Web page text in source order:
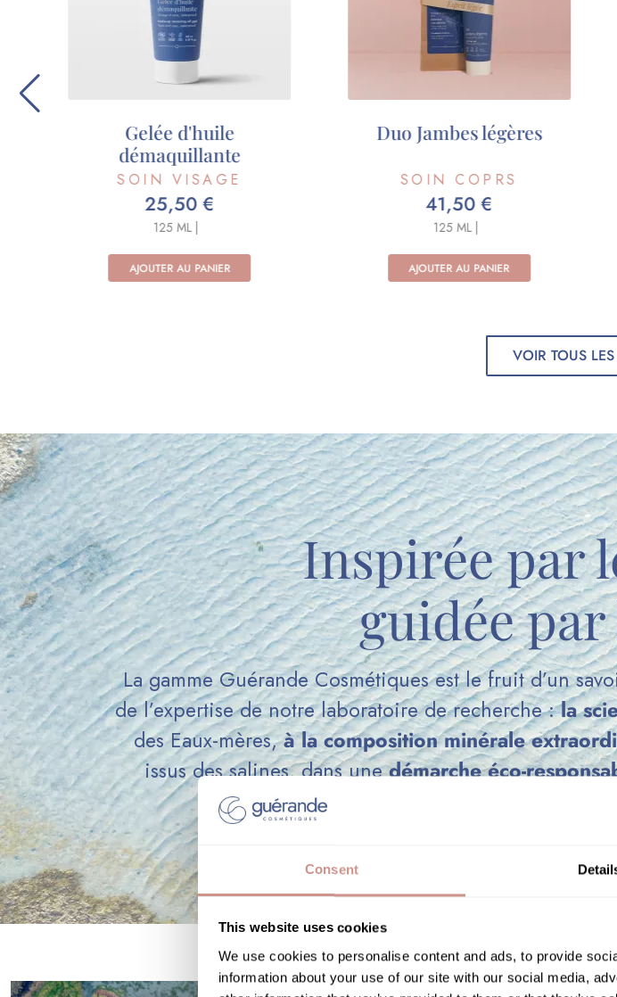
Consent
This website uses cookies
We use cookies to personalise content and ads, to provide
information about your use of our site with our social media,
Duo Jambes légères
SOIN COPRS
41,50 €
AJOUTER AU PANIER
125 ML |
Crème de beauté mains et
SOIN CORPS
6,90 €
AJOUTER AU PANIER
20 ML |
VOIR TOUS
Inspirée par
guidée
La gamme Guérande Cosmétiques est le fruit d’un
de l’expertise de notre laboratoire de recherche :la
des Eaux-mères,à la composition minérale
issus des salines, dans unedémarche éco-